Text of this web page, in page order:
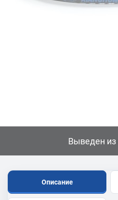
Выведен
Описание